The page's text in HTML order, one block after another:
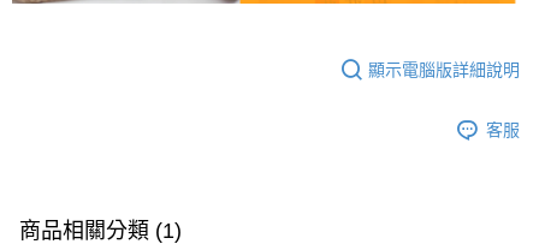
顯示電腦版詳細說明
客服
商品相關分類 (1)